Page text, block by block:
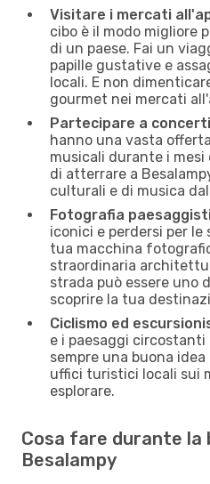
Visitare i mercati
cibo è il modo migliore
di un paese. Fai un
papille gustative e
locali. E non
gourmet nei mercati
Partecipare a
hanno una vasta
musicali durante i
di atterrare a
culturali e di musica
Fotografia
iconici e perdersi per
tua macchina
straordinaria
strada può essere uno
scoprire la tua
Ciclismo ed
e i paesaggi
sempre una buona
uffici turistici locali sui
esplorare.
Cosa fare durante la
Besalampy